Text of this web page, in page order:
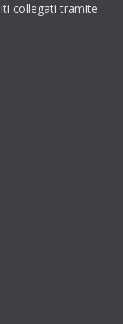
collegati tramite